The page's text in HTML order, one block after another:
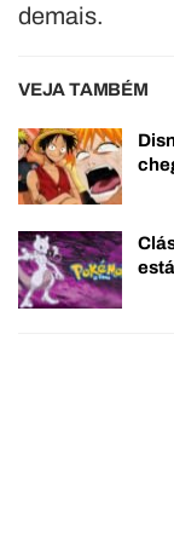
demais.
VEJA TAMBÉM